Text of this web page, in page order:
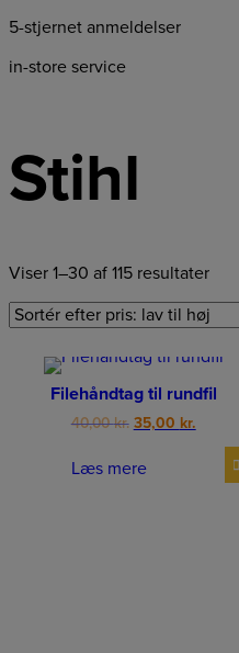
5-stjernet anmeldelser
in-store service
Stihl
Viser 1–30 af 115 resultater
Filehåndtag til rundfil
40,00kr. Original
40,00 kr..
35,00 kr.Current
Læs mere